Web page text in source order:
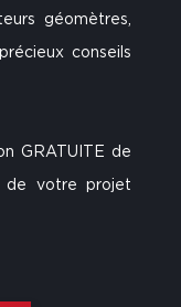
géomètres,
conseils
GRATUITE de
de votre projet